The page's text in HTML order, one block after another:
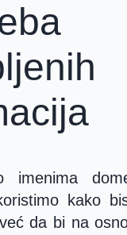
imenima
kako
da bi na